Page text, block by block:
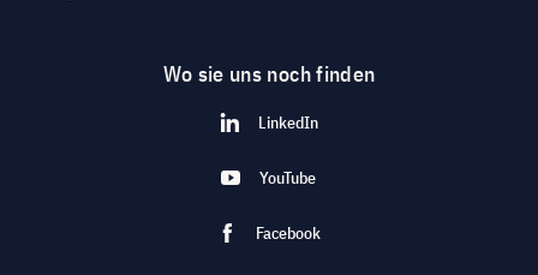
Wo sie uns noch finden
LinkedIn
YouTube
Facebook